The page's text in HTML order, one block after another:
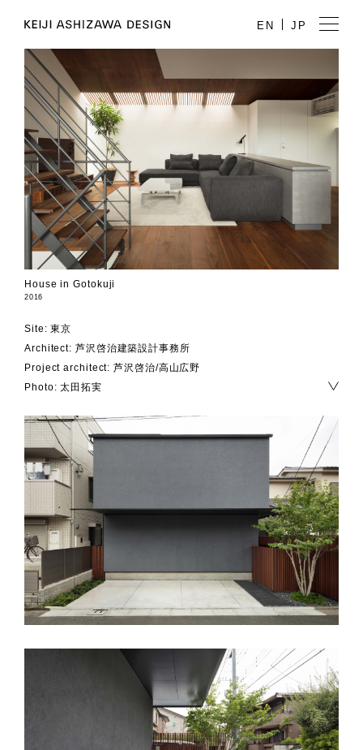
EN JP
House in Gotokuji
2016
Site: 東京
Architect: 芦沢啓治建築設計事務所
Project architect: 芦沢啓治/高山広野
Photo: 太田拓実